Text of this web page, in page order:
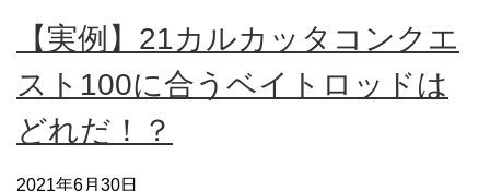
【実例】21カルカッタコンクエ
スト100に合うベイトロッドは
どれだ！？
2021年6月30日